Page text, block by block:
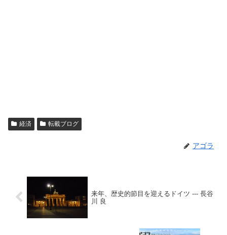
経済 転載ブログ
アゴラ
来年、歴史的節目を迎えるドイツ --- 長谷
川 良